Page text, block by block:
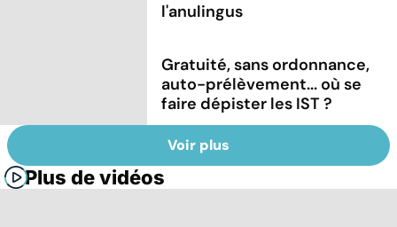
l'anulingus
Gratuité, sans ordonnance,
auto-prélèvement... où se
faire dépister les IST ?
Voir plus
Plus de vidéos